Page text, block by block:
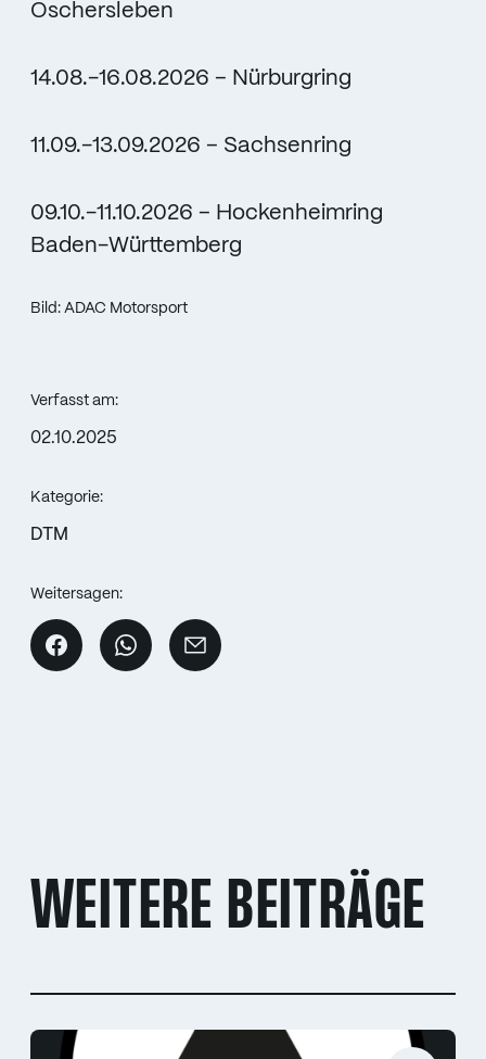
Oschersleben
14.08.-16.08.2026 – Nürburgring
11.09.-13.09.2026 – Sachsenring
09.10.-11.10.2026 – Hockenheimring
Baden-Württemberg
Bild: ADAC Motorsport
Verfasst am:
02.10.2025
Kategorie:
DTM
Weitersagen:
WEITERE BEITRÄGE